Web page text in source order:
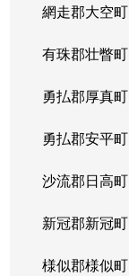
網走郡大空町
有珠郡壮瞥町
勇払郡厚真町
勇払郡安平町
沙流郡日高町
新冠郡新冠町
様似郡様似町